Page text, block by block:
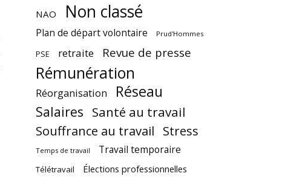
NAO Non classé
Plan de départ volontaire Prud'Hommes
PSE retraite Revue de presse
Rémunération
Réorganisation Réseau
Salaires Santé au travail
Souffrance au travail Stress
Temps de travail Travail temporaire
Télétravail Élections professionnelles